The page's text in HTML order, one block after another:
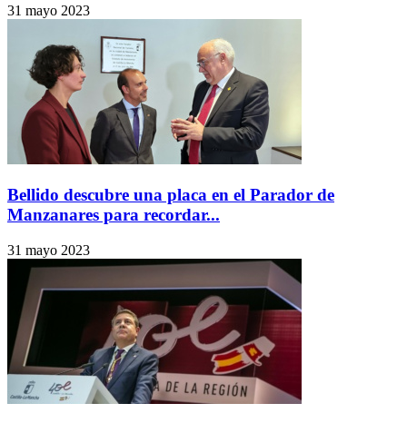
31 mayo 2023
Bellido descubre una placa en el Parador de
Manzanares para recordar...
31 mayo 2023